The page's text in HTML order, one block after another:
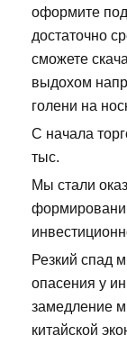
оформите
достаточно
сможете
выдохом
голени на
С начала
тыс.
Мы стали
Резкий спад
опасения у
замедление
китайской